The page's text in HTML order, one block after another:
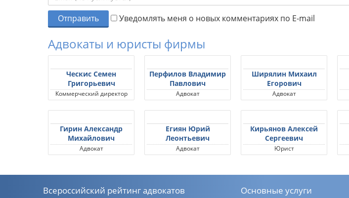
Отправить Уведомлять меня о новых комментариях по E-mail
Адвокаты и юристы фирмы
Ческис Семен
Григорьевич
Коммерческий директор
Перфилов Владимир
Павлович
Адвокат
Ширялин Михаил
Егорович
Адвокат
Гирин Александр
Михайлович
Адвокат
Егиян Юрий
Леонтьевич
Адвокат
Кирьянов Алексей
Сергеевич
Юрист
Всероссийский рейтинг адвокатов Основные услуги